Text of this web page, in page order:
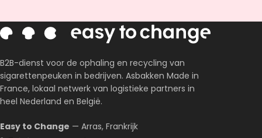
B2B-dienst voor de ophaling en recycling van
sigarettenpeuken in bedrijven. Asbakken Made in
France, lokaal netwerk van logistieke partners in
heel Nederland en België.
Easy to Change — Arras, Frankrijk